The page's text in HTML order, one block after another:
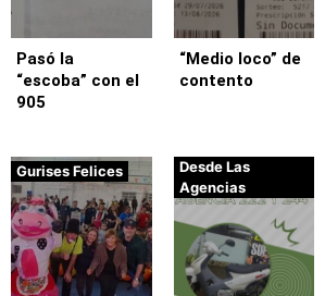
Pasó la
“escoba” con el
905
“Medio loco” de
contento
Gurises Felices
Desde Las
Agencias